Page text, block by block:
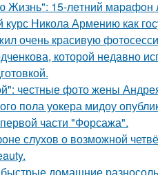
Жизнь": 15-лeтний
курс Никола Армению как
очень красивую
которой недавно
честные фото жены
пола уокера мидоу
части "Форсажа".
слухов о возможной